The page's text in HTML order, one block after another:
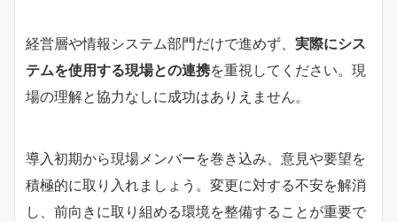
経営層や情報システム部門だけで進めず、 実際にシス
テムを使用する現場との連携を重視してください。現
場の理解と協力なしに成功はありえません。
導入初期から現場メンバーを巻き込み、意見や要望を
積極的に取り入れましょう。変更に対する不安を解消
し、前向きに取り組める環境を整備することが重要で